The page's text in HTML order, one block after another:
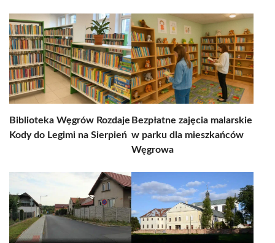
Biblioteka Węgrów Rozdaje
Kody do Legimi na Sierpień
Bezpłatne zajęcia malarskie
w parku dla mieszkańców
Węgrowa